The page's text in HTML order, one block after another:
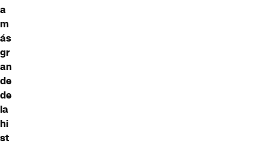
a
m
ás
gr
an
de
de
la
hi
st